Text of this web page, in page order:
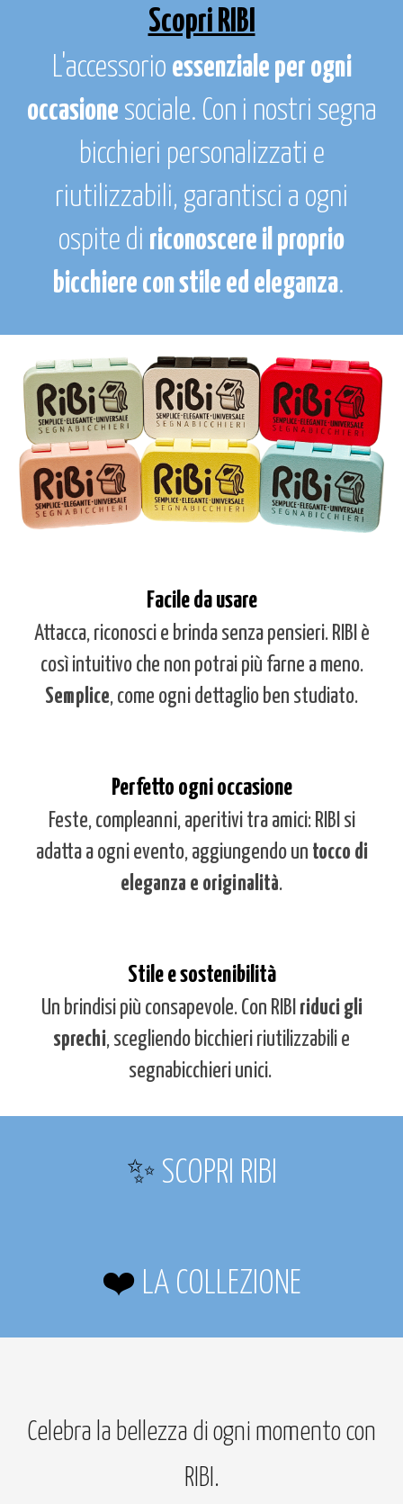
Scopri RIBI
L'accessorio essenziale per ogni
occasione sociale. Con i nostri segna
bicchieri personalizzati e
riutilizzabili, garantisci a ogni
ospite di riconoscere il proprio
bicchiere con stile ed eleganza.
Facile dausare
Attacca, riconosci e brinda senza pensieri. RIBI è
così intuitivo che non potrai più farne a meno.
Semplice, come ogni dettaglio ben studiato.
Perfetto ognioccasione
Feste, compleanni, aperitivi tra amici: RIBI si
adatta a ogni evento, aggiungendo un tocco di
eleganza e originalità.
Stile e sostenibilità
Un brindisi più consapevole. Con RIBI riduci gli
sprechi, scegliendo bicchieri riutilizzabili e
segnabicchieri unici.
✨ SCOPRI RIBI
❤️ LA COLLEZIONE
Celebra la bellezza di ogni momento con
RIBI.